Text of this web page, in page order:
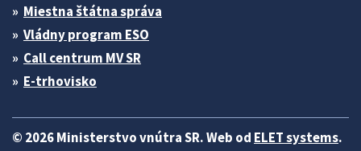
Miestna štátna správa
Vládny program ESO
Call centrum MV SR
E-trhovisko
© 2026 Ministerstvo vnútra SR. Web od ELET systems.